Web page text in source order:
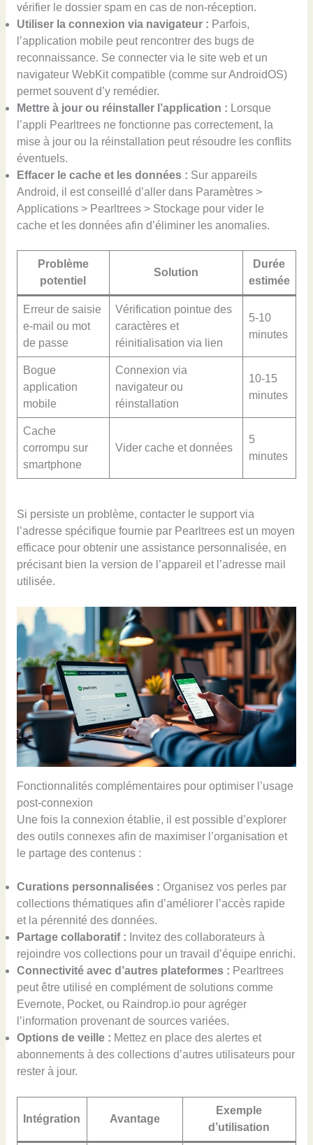
vérifier le dossier spam en cas de non-réception.
Utiliser la connexion via navigateur : Parfois,
l’application mobile peut rencontrer des bugs de
reconnaissance. Se connecter via le site web et un
navigateur WebKit compatible (comme sur AndroidOS)
permet souvent d’y remédier.
Mettre à jour ou réinstaller l’application : Lorsque
l’appli Pearltrees ne fonctionne pas correctement, la
mise à jour ou la réinstallation peut résoudre les conflits
éventuels.
Effacer le cache et les données : Sur appareils
Android, il est conseillé d’aller dans Paramètres >
Applications > Pearltrees > Stockage pour vider le
cache et les données afin d’éliminer les anomalies.
Problème
potentiel
Solution
Durée
estimée
Erreur de saisie
e-mail ou mot
de passe
Vérification pointue des
caractères et
réinitialisation via lien
5-10
minutes
Bogue
application
mobile
Connexion via
navigateur ou
réinstallation
10-15
minutes
Cache
corrompu sur
smartphone
Vider cache et données
5
minutes
Si persiste un problème, contacter le support via
l’adresse spécifique fournie par Pearltrees est un moyen
efficace pour obtenir une assistance personnalisée, en
précisant bien la version de l’appareil et l’adresse mail
utilisée.
Fonctionnalités complémentaires pour optimiser l’usage
post-connexion
Une fois la connexion établie, il est possible d’explorer
des outils connexes afin de maximiser l’organisation et
le partage des contenus :
Curations personnalisées : Organisez vos perles par
collections thématiques afin d’améliorer l’accès rapide
et la pérennité des données.
Partage collaboratif : Invitez des collaborateurs à
rejoindre vos collections pour un travail d’équipe enrichi.
Connectivité avec d’autres plateformes : Pearltrees
peut être utilisé en complément de solutions comme
Evernote, Pocket, ou Raindrop.io pour agréger
l’information provenant de sources variées.
Options de veille : Mettez en place des alertes et
abonnements à des collections d’autres utilisateurs pour
rester à jour.
Intégration Avantage
Exemple
d’utilisation